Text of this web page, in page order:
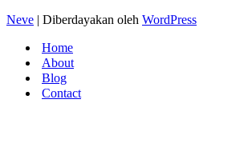
Neve | Diberdayakan oleh WordPress
Home
About
Blog
Contact